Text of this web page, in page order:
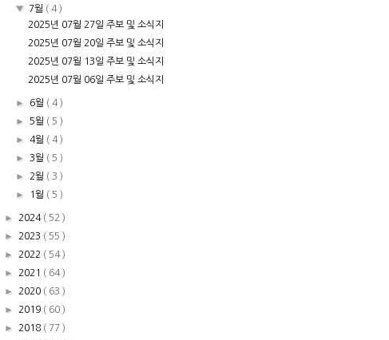
▼ 7월 ( 4 )
2025년 07월 27일 주보 및 소식지
2025년 07월 20일 주보 및 소식지
2025년 07월 13일 주보 및 소식지
2025년 07월 06일 주보 및 소식지
► 6월 ( 4 )
► 5월 ( 5 )
►4월 ( 4 )
► 3월 ( 5 )
► 2월 ( 3 )
►
1월 ( 5 )
► 2024 ( 52 )
► 2023 ( 55 )
► 2022 ( 54 )
► 2021 ( 64 )
► 2020 ( 63 )
► 2019 ( 60 )
► 2018 ( 77 )